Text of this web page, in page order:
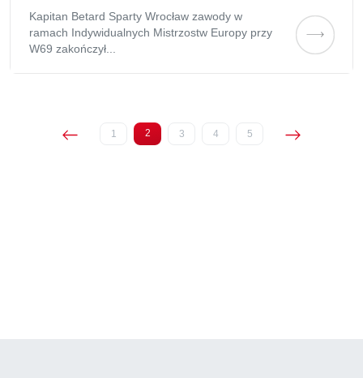
Kapitan Betard Sparty Wrocław zawody w
ramach Indywidualnych Mistrzostw Europy przy
W69 zakończył...
1
2
3 4 5